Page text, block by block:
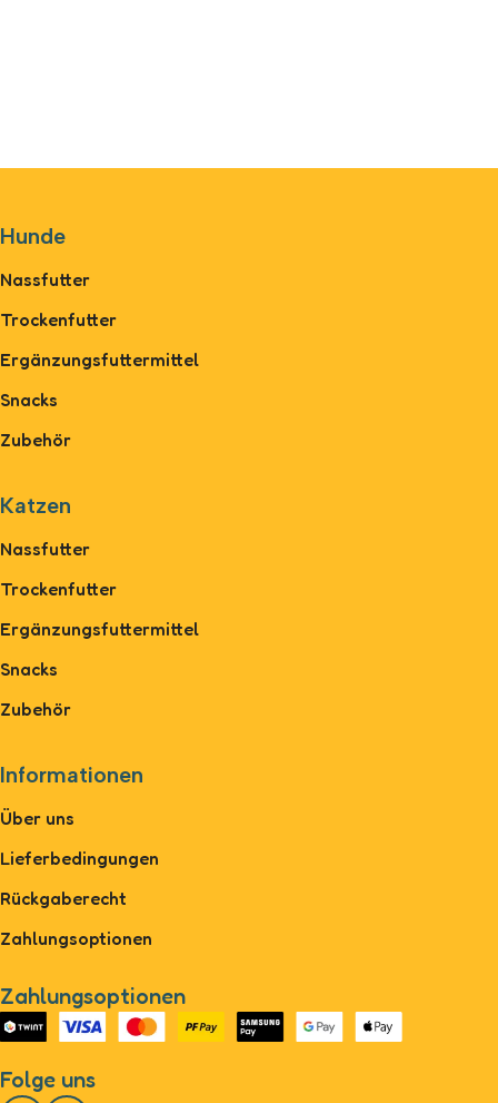
Hunde
Nassfutter
Trockenfutter
Ergänzungsfuttermittel
Snacks
Zubehör
Katzen
Nassfutter
Trockenfutter
Ergänzungsfuttermittel
Snacks
Zubehör
Informationen
Über uns
Lieferbedingungen
Rückgaberecht
Zahlungsoptionen
Zahlungsoptionen
Folge uns